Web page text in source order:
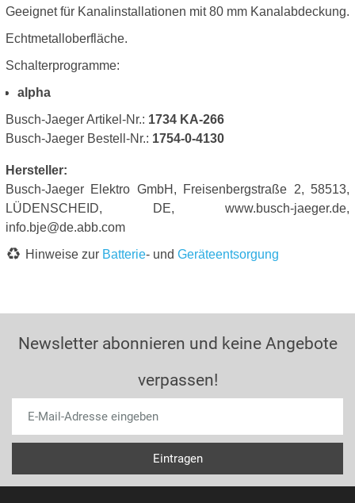
Geeignet für Kanalinstallationen mit 80 mm Kanalabdeckung.
Echtmetalloberfläche.
Schalterprogramme:
alpha
Busch-Jaeger Artikel-Nr.: 1734 KA-266
Busch-Jaeger Bestell-Nr.: 1754-0-4130
Hersteller:
Busch-Jaeger Elektro GmbH, Freisenbergstraße 2, 58513,
LÜDENSCHEID, DE, www.busch-jaeger.de,
info.bje@de.abb.com
Hinweise zur Batterie- und Geräteentsorgung
Newsletter abonnieren und keine Angebote
verpassen!